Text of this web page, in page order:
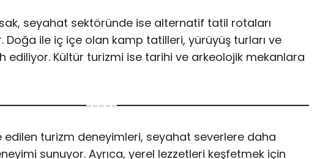
seyahat sektöründe ise alternatif tatil rotaları
Doğa ile iç içe olan kamp tatilleri, yürüyüş turları ve
ediliyor. Kültür turizmi ise tarihi ve arkeolojik mekanlara
edilen turizm deneyimleri, seyahat severlere daha
sunuyor. Ayrıca, yerel lezzetleri keşfetmek için